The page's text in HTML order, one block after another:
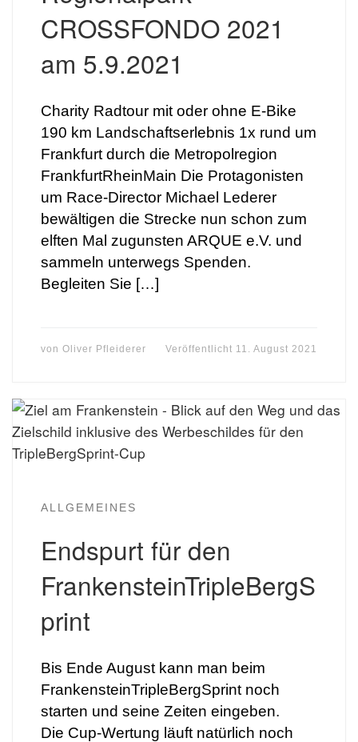
CROSSFONDO 2021
am 5.9.2021
Charity Radtour mit oder ohne E-Bike
190 km Landschaftserlebnis 1x rund um
Frankfurt durch die Metropolregion
FrankfurtRheinMain Die Protagonisten
um Race-Director Michael Lederer
bewältigen die Strecke nun schon zum
elften Mal zugunsten ARQUE e.V. und
sammeln unterwegs Spenden.
Begleiten Sie […]
von Oliver Pfleiderer Veröffentlicht 11. August 2021
ALLGEMEINES
Endspurt für den
FrankensteinTripleBergS
print
Bis Ende August kann man beim
FrankensteinTripleBergSprint noch
starten und seine Zeiten eingeben.
Die Cup-Wertung läuft natürlich noch